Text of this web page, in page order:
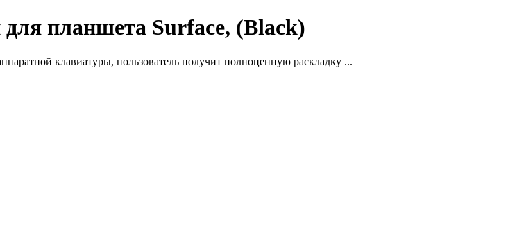
планшета Surface, (Black)
клавиатуры, пользователь получит полноценную раскладку ...